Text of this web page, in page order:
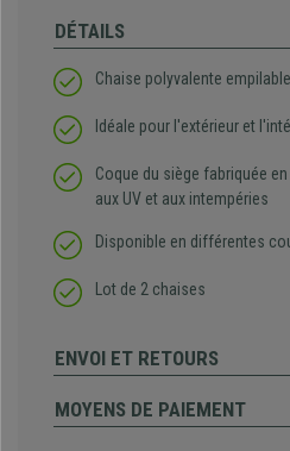
DÉTAILS
Chaise polyvalente empilable
Idéale pour l'extérieur et
Coque du siège fabriquée
aux UV et aux intempéries
Disponible en différentes
Lot de 2 chaises
ENVOI ET RETOURS
MOYENS DE PAIEMENT